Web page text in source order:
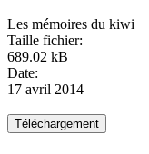
Les mémoires du kiwi
Taille fichier:
689.02 kB
Date:
17 avril 2014